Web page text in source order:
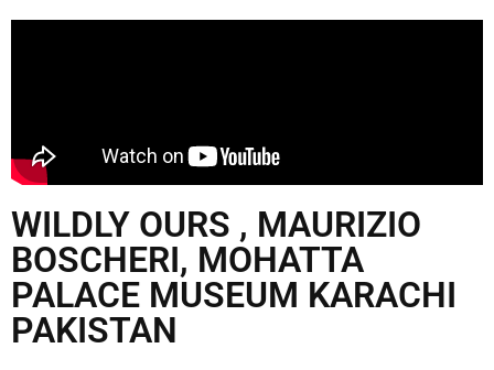
WILDLY OURS , MAURIZIO
BOSCHERI, MOHATTA
PALACE MUSEUM KARACHI
PAKISTAN